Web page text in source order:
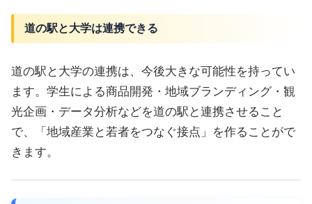
道の駅と大学は連携できる
道の駅と大学の連携は、今後大きな可能性を持ってい
ます。学生による商品開発・地域ブランディング・観
光企画・データ分析などを道の駅と連携させること
で、「地域産業と若者をつなぐ接点」を作ることがで
きます。